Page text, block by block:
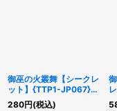
御巫の火叢舞【シークレ
ット】{TTP1-JP067}
《魔法》
280円(税込)